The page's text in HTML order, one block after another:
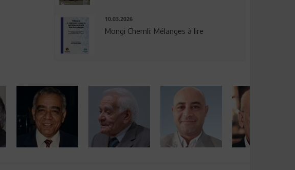
10.03.2026
Mongi Chemli: Mélanges à lire